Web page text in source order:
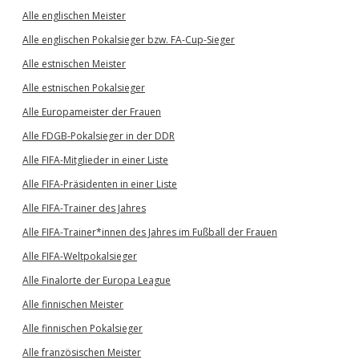
Alle englischen Meister
Alle englischen Pokalsieger bzw. FA-Cup-Sieger
Alle estnischen Meister
Alle estnischen Pokalsieger
Alle Europameister der Frauen
Alle FDGB-Pokalsieger in der DDR
Alle FIFA-Mitglieder in einer Liste
Alle FIFA-Präsidenten in einer Liste
Alle FIFA-Trainer des Jahres
Alle FIFA-Trainer*innen des Jahres im Fußball der Frauen
Alle FIFA-Weltpokalsieger
Alle Finalorte der Europa League
Alle finnischen Meister
Alle finnischen Pokalsieger
Alle französischen Meister